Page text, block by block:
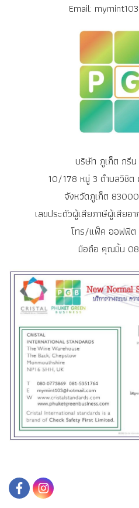
Email:
บริษัท ภูเก็ต กรี
10/178 หมู่ 3 ตำบลวิชิต
จังหวัดภูเก็ต
เลขประตัวผู้เสียภาษีผู้เสีย
โทร/แฟ็ค ออฟฟิ
มือถือ คุณมิ้น